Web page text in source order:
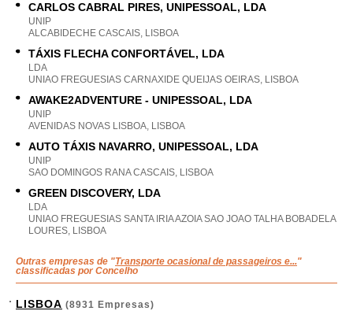
CARLOS CABRAL PIRES, UNIPESSOAL, LDA
UNIP
ALCABIDECHE CASCAIS, LISBOA
TÁXIS FLECHA CONFORTÁVEL, LDA
LDA
UNIAO FREGUESIAS CARNAXIDE QUEIJAS OEIRAS, LISBOA
AWAKE2ADVENTURE - UNIPESSOAL, LDA
UNIP
AVENIDAS NOVAS LISBOA, LISBOA
AUTO TÁXIS NAVARRO, UNIPESSOAL, LDA
UNIP
SAO DOMINGOS RANA CASCAIS, LISBOA
GREEN DISCOVERY, LDA
LDA
UNIAO FREGUESIAS SANTA IRIA AZOIA SAO JOAO TALHA BOBADELA
LOURES, LISBOA
Outras empresas de "Transporte ocasional de passageiros e..."
classificadas por Concelho
LISBOA (8931 Empresas)